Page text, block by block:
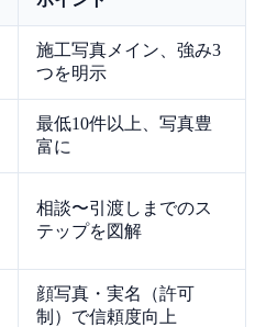
施工写真メイン、強み3
つを明示
最低10件以上、写真豊
富に
相談〜引渡しまでのス
テップを図解
顔写真・実名（許可
制）で信頼度向上